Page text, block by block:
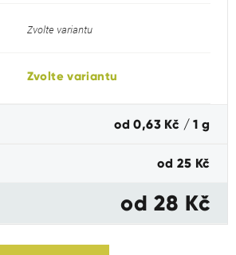
Zvolte variantu
Zvolte variantu
Měrná
od 0,63 Kč / 1 g
od 25 Kč
od28 Kč